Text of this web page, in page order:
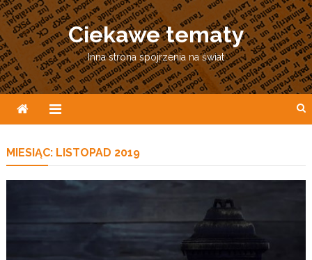
Skip
to
content
Ciekawe tematy
Inna strona spojrzenia na świat
MIESIĄC: LISTOPAD 2019